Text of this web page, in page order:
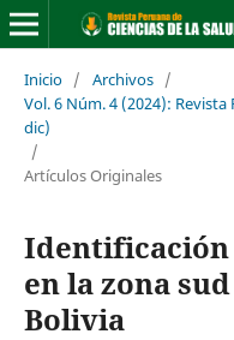
Inicio / Archivos /
Vol. 6 Núm. 4 (2024):
dic)
/
Artículos Originales
Identificación
en la zona
Bolivia